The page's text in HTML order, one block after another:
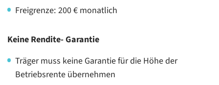
Freigrenze: 200 € monatlich
Keine Rendite- Garantie
Träger muss keine Garantie für die Höhe der
Betriebsrente übernehmen